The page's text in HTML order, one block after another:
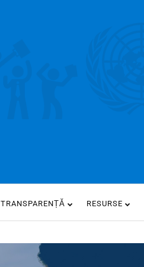
TRANSPARENȚĂ RESURSE